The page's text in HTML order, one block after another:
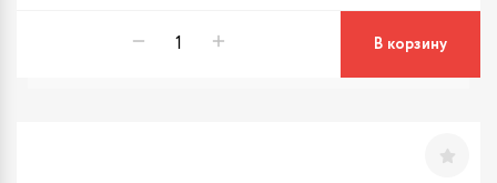
В корзину